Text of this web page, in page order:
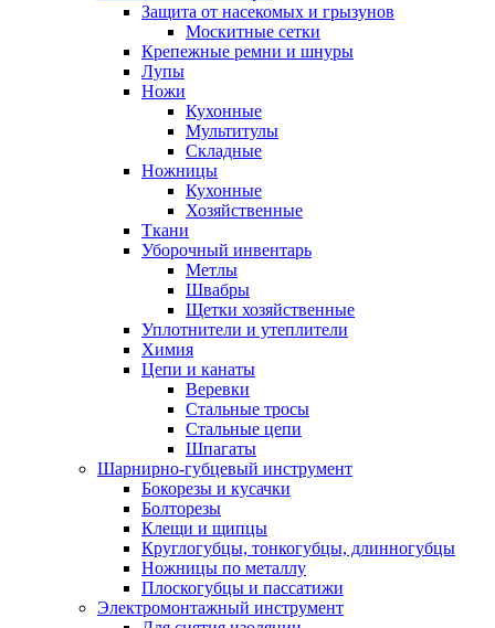
Защита от насекомых и грызунов
Москитные сетки
Крепежные ремни и шнуры
Лупы
Ножи
Кухонные
Мультитулы
Складные
Ножницы
Кухонные
Хозяйственные
Ткани
Уборочный инвентарь
Метлы
Швабры
Щетки хозяйственные
Уплотнители и утеплители
Химия
Цепи и канаты
Веревки
Стальные тросы
Стальные цепи
Шпагаты
Шарнирно-губцевый инструмент
Бокорезы и кусачки
Болторезы
Клещи и щипцы
Круглогубцы, тонкогубцы, длинногубцы
Ножницы по металлу
Плоскогубцы и пассатижи
Электромонтажный инструмент